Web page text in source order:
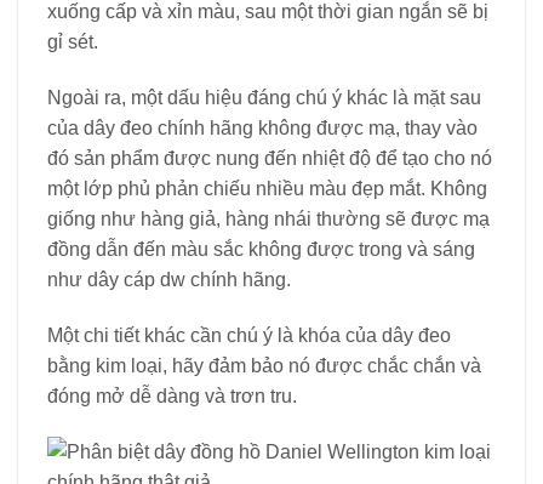
xuống cấp và xỉn màu, sau một thời gian ngắn sẽ bị
gỉ sét.
Ngoài ra, một dấu hiệu đáng chú ý khác là mặt sau
của dây đeo chính hãng không được mạ, thay vào
đó sản phẩm được nung đến nhiệt độ để tạo cho nó
một lớp phủ phản chiếu nhiều màu đẹp mắt. Không
giống như hàng giả, hàng nhái thường sẽ được mạ
đồng dẫn đến màu sắc không được trong và sáng
như dây cáp dw chính hãng.
Một chi tiết khác cần chú ý là khóa của dây đeo
bằng kim loại, hãy đảm bảo nó được chắc chắn và
đóng mở dễ dàng và trơn tru.